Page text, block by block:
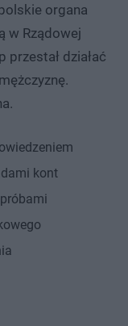
organa
w Rządowej
przestał działać
kont